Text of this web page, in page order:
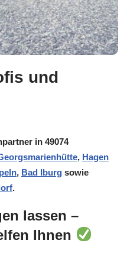
und
in 49074
, Hagen
, Bad Iburg sowie
.
lassen –
Ihnen